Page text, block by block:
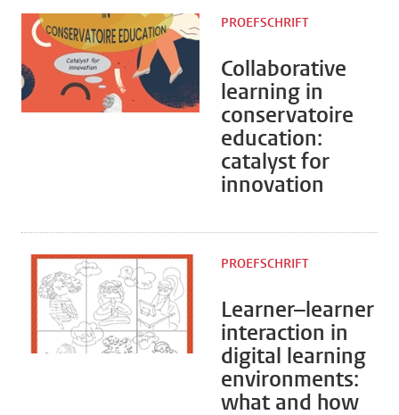
Collaborative
learning in
conservatoire
education:
catalyst for
innovation
PROEFSCHRIFT
Learner–learner
interaction in
digital learning
environments:
what and how
PROEFSCHRIFT